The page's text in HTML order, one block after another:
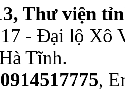
Thư viện
- Đại lộ Xô
Tĩnh.
0914517775,